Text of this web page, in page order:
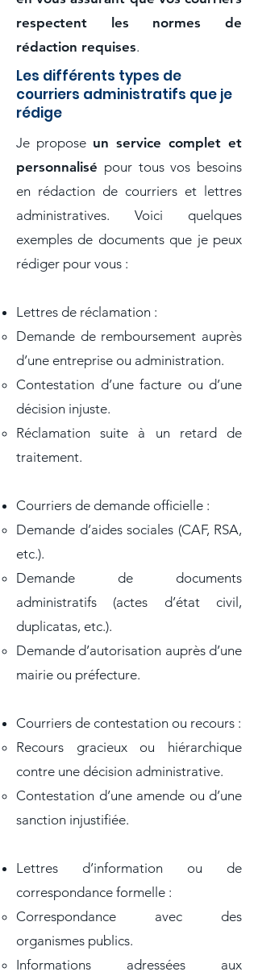
respectent les normes de
rédaction requises.
Les différents types de
courriers administratifs que je
rédige
Je propose un service complet et
personnalisé pour tous vos besoins
en rédaction de courriers et lettres
administratives. Voici quelques
exemples de documents que je peux
rédiger pour vous :
Lettres de réclamation :
Demande de remboursement auprès
d’une entreprise ou administration.
Contestation d’une facture ou d’une
décision injuste.
Réclamation suite à un retard de
traitement.​​​
Courriers de demande officielle :
Demande d’aides sociales (CAF, RSA,
etc.).
Demande de documents
administratifs (actes d’état civil,
duplicatas, etc.).
Demande d’autorisation auprès d’une
mairie ou préfecture.
Courriers de contestation ou recours :
Recours gracieux ou hiérarchique
contre une décision administrative.
Contestation d’une amende ou d’une
sanction injustifiée.
Lettres d’information ou de
correspondance formelle :
Correspondance avec des
organismes publics.
Informations adressées aux